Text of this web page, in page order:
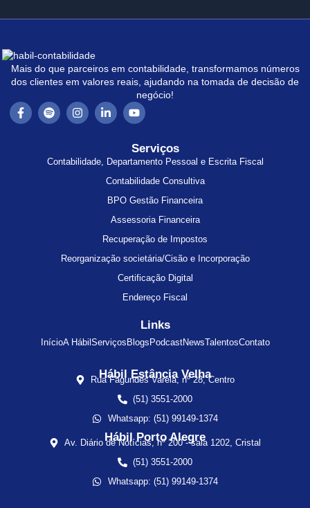
Mais do que parceiros em contabilidade, transformamos números
dos clientes em valores reais, ajudando na tomada de decisão de
negócio!
Serviços
Contabilidade, Departamento Pessoal e Escrita Fiscal
Contabilidade Consultiva
BPO Gestão Financeira
Assessoria Financeira
Recuperação de Impostos
Reorganização societária/Cisão e Incorporação
Certificação Digital
Endereço Fiscal
Links
InícioA Hábil Serviços Blogs PodcastNewsTalentosContato
Hábil Estância Velha
Rua Fagundes Varela, nº 28, Centro
(51) 3551-2000
Whatsapp: (51) 99149-1374
Hábil Porto Alegre
Av. Diário de Notícias, nº 200 - sala 1202, Cristal
(51) 3551-2000
Whatsapp: (51) 99149-1374